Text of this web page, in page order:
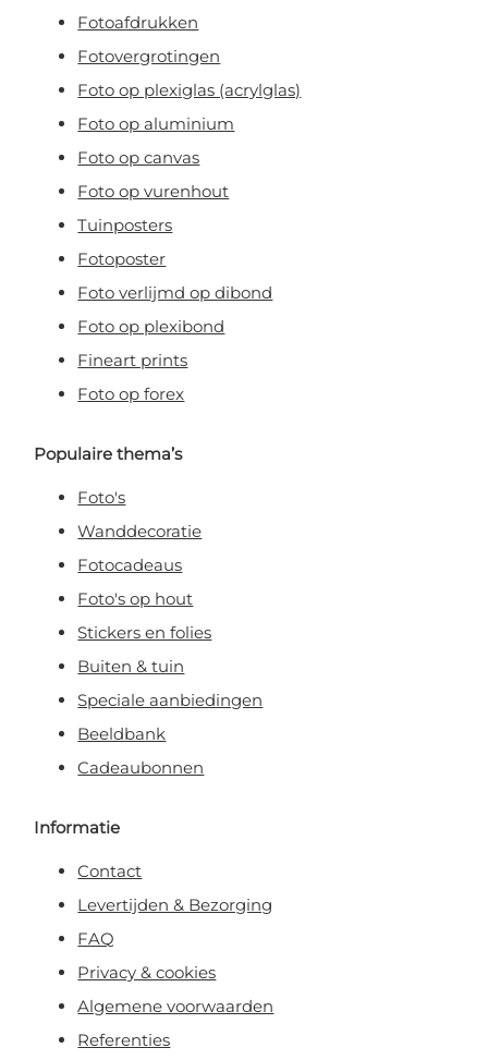
Fotoafdrukken
Fotovergrotingen
Foto op plexiglas (acrylglas)
Foto op aluminium
Foto op canvas
Foto op vurenhout
Tuinposters
Fotoposter
Foto verlijmd op dibond
Foto op plexibond
Fineart prints
Foto op forex
Populaire thema’s
Foto's
Wanddecoratie
Fotocadeaus
Foto's op hout
Stickers en folies
Buiten & tuin
Speciale aanbiedingen
Beeldbank
Cadeaubonnen
Informatie
Contact
Levertijden & Bezorging
FAQ
Privacy & cookies
Algemene voorwaarden
Referenties